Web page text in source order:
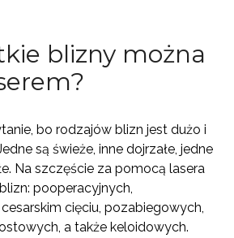
blizny można
bo rodzajów blizn jest dużo i
są świeże, inne dojrzałe, jedne
Na szczęście za pomocą lasera
pooperacyjnych,
cięciu, pozabiegowych,
a także keloidowych.